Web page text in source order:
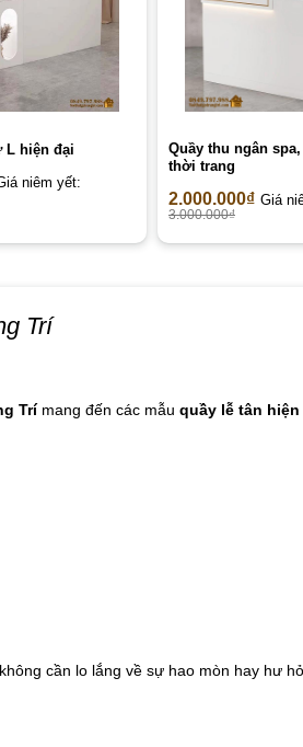
L hiện đại
niêm yết:
Quầy thu ngân
thời trang
2.000.000₫ Giá
3.000.000₫
Trí
Trímang đến các mẫu quầy lễ tân hiện
cần lo lắng về sự hao mòn hay hư